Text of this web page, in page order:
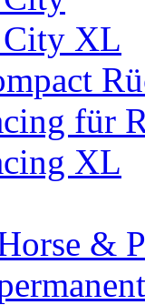
City XL
für
XL
&